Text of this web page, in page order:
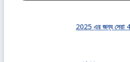
2025 এর জন্য সেরা 4